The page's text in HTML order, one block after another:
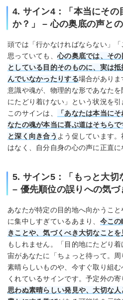
4. サイン4：「本当にその
か？」 – 心の奥底の声と
頭では「行かなければならない」
思っていても、 心の奥底では、そ
としている目的そのものに、実は
んでいなかったりする場合があり
意識や魂が、物理的な形であなた
にたどり着けない」という状況を引
このサインは、
「あなたは本当に
なたの魂が本当に喜ぶ道はそちら
と深く向き合う よう促しています
はなく、自分自身の心の声に正直に
5. サイン5：「もっと大切
– 優先順位の誤りへの気づ
あなたが特定の目的地へ向かうこ
に集中しすぎているあまり、 今こ
きことや、気づくべき大切なこと
もしれません。「目的地にたどり
宙があなたに「ちょっと待って。
素晴らしいものや、今すぐ取り組
くれているサインです。予定外の
思わぬ素晴らしい発見や、大切な